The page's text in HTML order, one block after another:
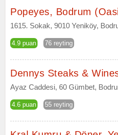
Popeyes, Bodrum
1615. Sokak, 9010 Yeniköy,
4.9 puan 76 reyting
Dennys Steaks &
Ayaz Caddesi, 60 Gümbet,
4.6 puan 55 reyting